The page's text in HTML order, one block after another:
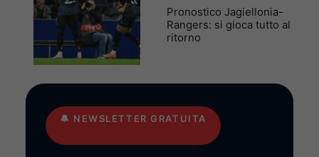
Pronostico Jagiellonia-
Rangers: si gioca tutto al
ritorno
🔔 NEWSLETTER GRATUITA